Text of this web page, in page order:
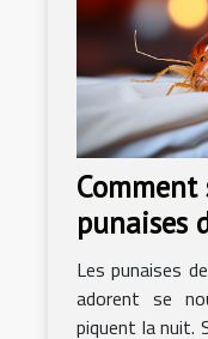
Comment
punaises
Les punaises
adorent se
piquent la nuit.